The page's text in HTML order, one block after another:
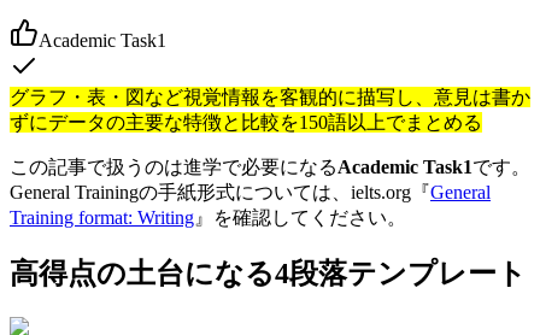
Academic Task1
グラフ・表・図など視覚情報を客観的に描写し、意見は書か
ずにデータの主要な特徴と比較を150語以上でまとめる
この記事で扱うのは進学で必要になるAcademic Task1です。
General Trainingの手紙形式については、ielts.org『General
Training format: Writing 』を確認してください。
高得点の土台になる4段落テンプレート